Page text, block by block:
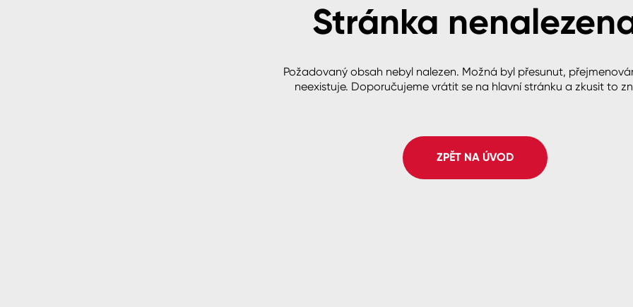
Ředidla, tužidla, čističe, technickéStránka
Požadovaný obsah nebyl nalezen. Možná byl přesunut,
neexistuje. Doporučujeme vrátit se na hlavní stránku a zkusit to
ZPĚT NA ÚVOD